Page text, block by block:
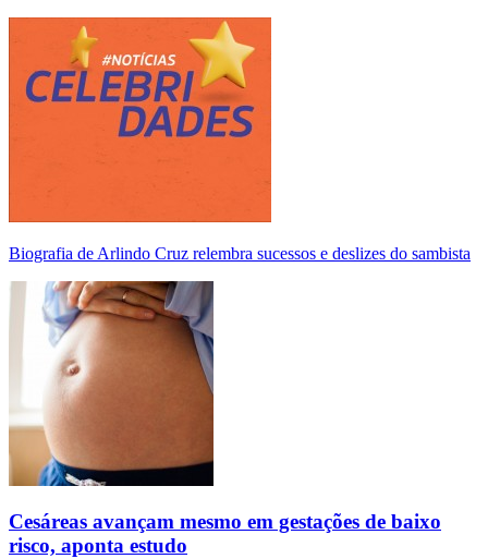
Biografia de Arlindo Cruz relembra sucessos e deslizes do sambista
Cesáreas avançam mesmo em gestações de baixo
risco, aponta estudo